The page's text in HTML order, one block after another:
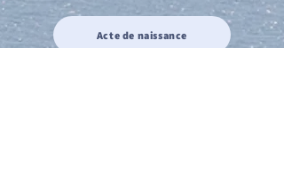
Acte de naissance